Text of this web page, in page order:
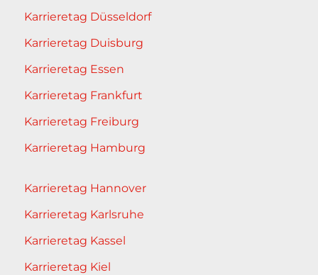
Karrieretag Düsseldorf
Karrieretag Duisburg
Karrieretag Essen
Karrieretag Frankfurt
Karrieretag Freiburg
Karrieretag Hamburg
Karrieretag Hannover
Karrieretag Karlsruhe
Karrieretag Kassel
Karrieretag Kiel